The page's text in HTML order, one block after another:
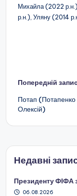
Михайла (2022
р.н.), Уляну (2014
Навігація
по
запису
Попередній
Потап (Потапенко
Олексій)
Недавні
Президенту ФІФА
06.08.2026